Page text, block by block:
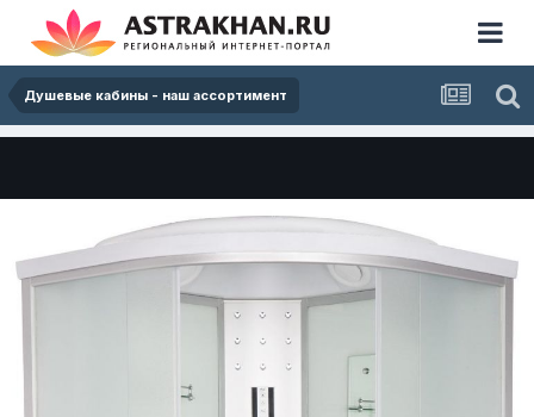
Душевые кабины - наш ассортимент